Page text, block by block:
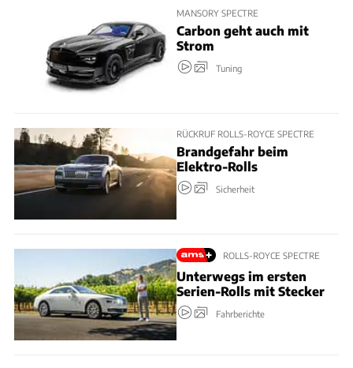
MANSORY SPECTRE
Carbon geht auch mit
Strom
Tuning
RÜCKRUF ROLLS-ROYCE SPECTRE
Brandgefahr beim
Elektro-Rolls
Sicherheit
ROLLS-ROYCE SPECTRE
Unterwegs im ersten
Serien-Rolls mit Stecker
Fahrberichte